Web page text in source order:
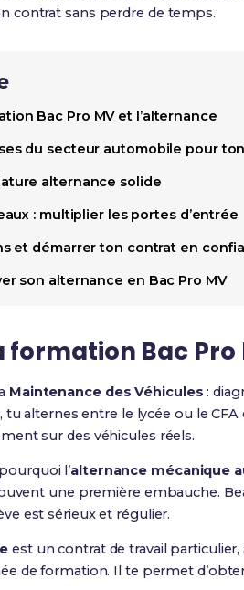
contrat sans perdre de temps.
Bac Pro MV et l’alternance
du secteur automobile pour
alternance solide
: multiplier les portes d’entrée
et démarrer ton contrat en
son alternance en Bac Pro MV
Bac Pro
Maintenance des Véhicules :
tu alternes entre le lycée ou le
sur des véhicules réels.
l’alternance mécanique
une première embauche.
est sérieux et régulier.
est un contrat de travail
de formation. Il te permet